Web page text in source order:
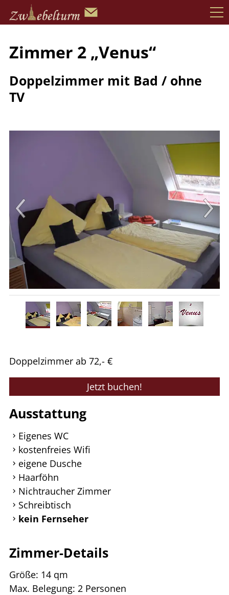
Zimmer 2 „Venus“
Doppelzimmer mit Bad / ohne
TV
Doppelzimmer ab 72,- €
Jetzt buchen!
Ausstattung
Eigenes WC
kostenfreies Wifi
eigene Dusche
Haarföhn
Nichtraucher Zimmer
Schreibtisch
kein Fernseher
Zimmer-Details
Größe: 14 qm
Max. Belegung: 2 Personen